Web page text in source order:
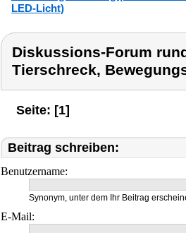
LED-Licht)
Diskussions-Forum
Tierschreck,
Seite: [1]
Beitrag schreiben:
Benutzername:
Synonym, unter dem Ihr Beitrag
E-Mail: